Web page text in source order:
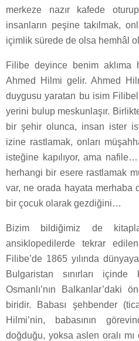
merkeze nazır kafede
insanların peşine takılmak,
içimlik sürede de olsa hemhâl
Filibe deyince benim aklıma
Ahmed Hilmi gelir. Ahmed
duygusu yaratan bu isim
yerini bulup meskunlaşır.
bir şehir olunca, insan ister
izine rastlamak, onları
isteğine kapılıyor, ama
herhangi bir esere rastlamak
var, ne orada hayata merhaba
bir çocuk olarak gezdiğini…
Bizim bildiğimiz de
ansiklopedilerde tekrar
Filibe’de 1865 yılında
Bulgaristan sınırları
Osmanlı’nın Balkanlar’daki
biridir. Babası şehbender
Hilmi’nin, babasının
doğduğu, yoksa aslen oralı